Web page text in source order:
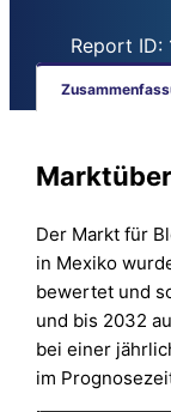
Report ID:
Der Markt für
in Mexiko
bewertet und
und bis 2032
bei einer
im